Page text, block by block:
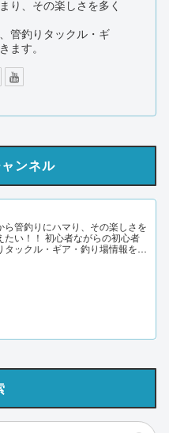
り、その楽しさを多く
管釣りタックル・ギ
ます。
ンネル
ら管釣りにハマり、その楽しさを
たい！！ 初心者ながらの初心者
タックル・ギア・釣り場情報を発